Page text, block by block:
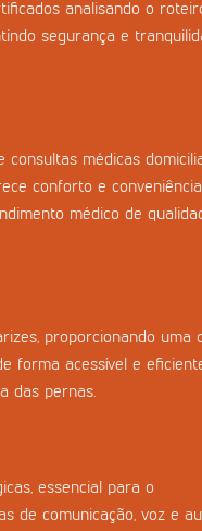
analisando o
segurança e
médicas
conforto e
médico de
proporcionando uma
forma acessível e
das pernas.
essencial para o
de comunicação, voz e